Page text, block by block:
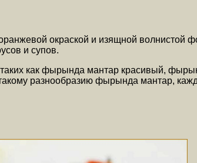
окраской и изящной волнистой
и супов.
как фырында мантар красивый,
разнообразию фырында мантар,